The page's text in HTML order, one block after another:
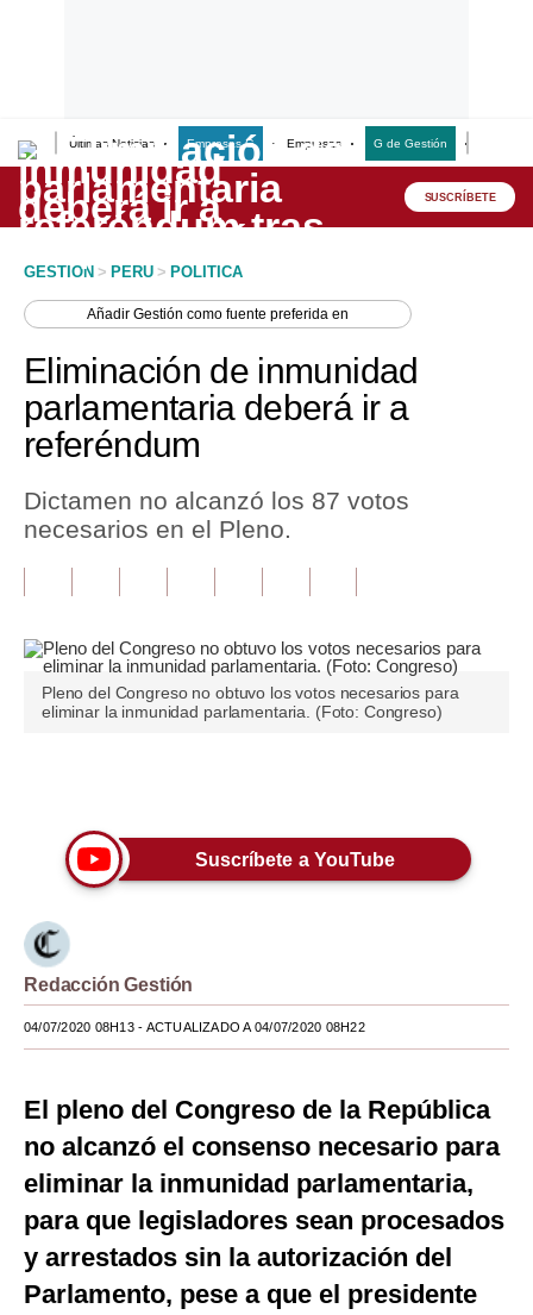
Últimas Noticias Empresas G Empresas G de Gestión
Lo último
Peru Quiosco
Economía
Mercados
Política
Inmobiliarias
Plus G
Pregunta de hoy
Tendencias
Lujo
Viajes
Moda
Estilos
Mundo
México
SUSCRÍBETE
GESTION > PERU > POLITICA
AñadirGestión como fuente preferida en
Eliminación de inmunidad
parlamentaria deberá ir a
referéndum
Dictamen no alcanzó los 87 votos
necesarios en el Pleno.
Pleno del Congreso no obtuvo los votos necesarios para
eliminar la inmunidad parlamentaria. (Foto: Congreso)
Suscríbete a YouTube
Redacción Gestión
04/07/2020 08H13- ACTUALIZADO A 04/07/2020 08H22
El pleno del Congreso de la República
no alcanzó el consenso necesario para
eliminar la inmunidad parlamentaria,
para que legisladores sean procesados
y arrestados sin la autorización del
Parlamento, pese a que el presidente